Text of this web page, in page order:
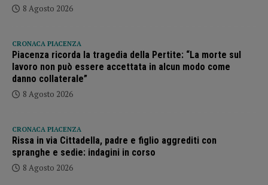
8 Agosto 2026
CRONACA PIACENZA
Piacenza ricorda la tragedia della Pertite: “La morte sul
lavoro non può essere accettata in alcun modo come
danno collaterale”
8 Agosto 2026
CRONACA PIACENZA
Rissa in via Cittadella, padre e figlio aggrediti con
spranghe e sedie: indagini in corso
8 Agosto 2026